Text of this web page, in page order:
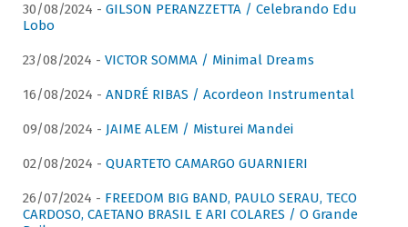
30/08/2024 - GILSON PERANZZETTA / Celebrando Edu
Lobo
23/08/2024 - VICTOR SOMMA / Minimal Dreams
16/08/2024 - ANDRÉ RIBAS / Acordeon Instrumental
09/08/2024 - JAIME ALEM / Misturei Mandei
02/08/2024 - QUARTETO CAMARGO GUARNIERI
26/07/2024 - FREEDOM BIG BAND, PAULO SERAU, TECO
CARDOSO, CAETANO BRASIL E ARI COLARES / O Grande